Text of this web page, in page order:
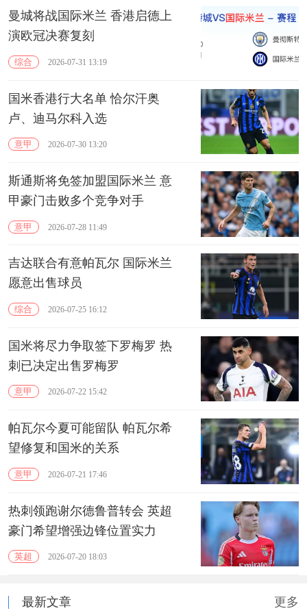
曼城将战国际米兰 香港启德上
演欧冠决赛复刻
综合 2026-07-31 13:19
国米香港行大名单 恰尔汗奥
卢、迪马尔科入选
意甲 2026-07-30 13:20
斯通斯将免签加盟国际米兰 意
甲豪门击败多个竞争对手
意甲 2026-07-28 11:49
吉达联合有意帕瓦尔 国际米兰
愿意出售球员
综合 2026-07-25 16:12
国米将尽力争取签下罗梅罗 热
刺已决定出售罗梅罗
意甲 2026-07-22 15:42
帕瓦尔今夏可能留队 帕瓦尔希
望修复和国米的关系
意甲 2026-07-21 17:46
热刺领跑谢尔德鲁普转会 英超
豪门希望增强边锋位置实力
英超 2026-07-20 18:03
最新文章 更多